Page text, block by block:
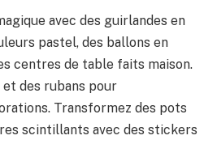
avec des guirlandes en
pastel, des ballons en
centres de table faits maison.
des rubans pour
Transformez des pots
scintillants avec des stickers